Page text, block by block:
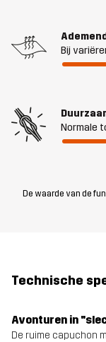
Bij
Normale
De waarde van de
Technische
Avonturen in
De ruime capuchon